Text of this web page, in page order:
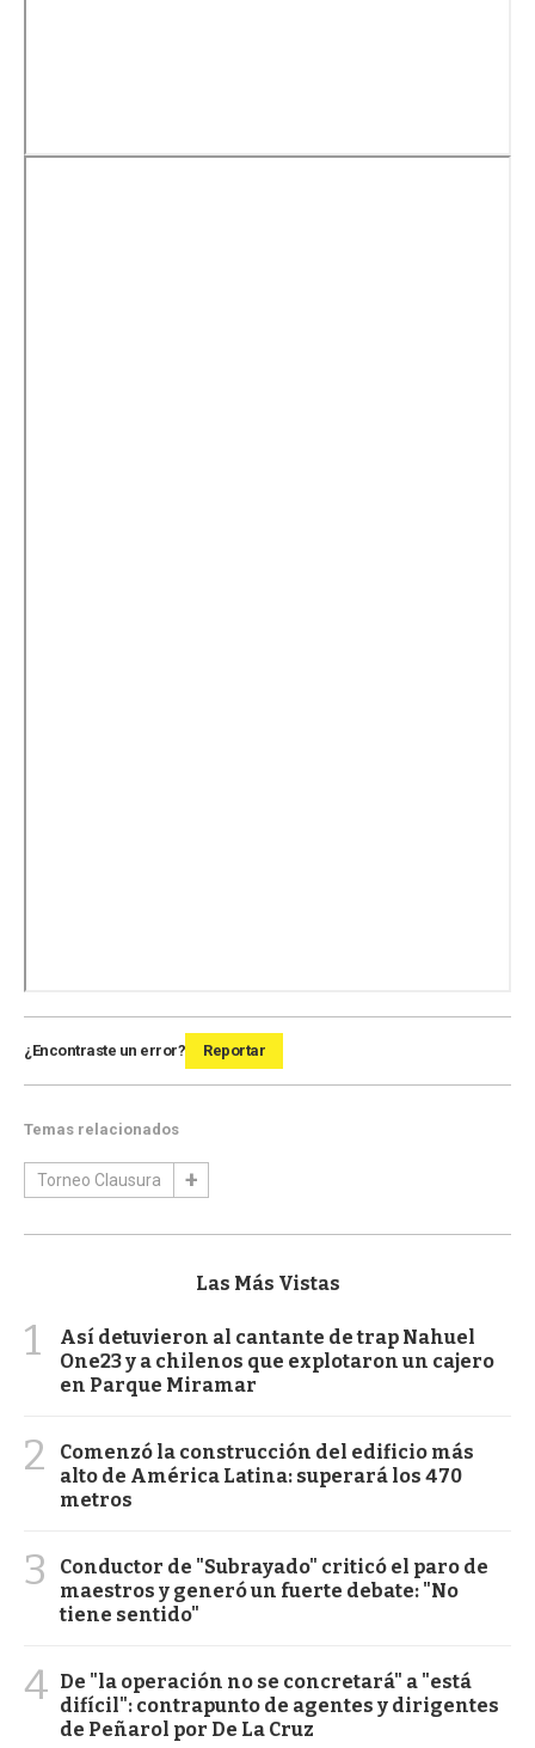
¿Encontraste un error? Reportar
Temas relacionados
Torneo Clausura
Las Más Vistas
1
Así detuvieron al cantante de trap Nahuel
One23 y a chilenos que explotaron un cajero
en Parque Miramar
2
Comenzó la construcción del edificio más
alto de América Latina: superará los 470
metros
3
Conductor de "Subrayado" criticó el paro de
maestros y generó un fuerte debate: "No
tiene sentido"
4 De "la operación no se concretará" a "está
difícil": contrapunto de agentes y dirigentes
de Peñarol por De La Cruz